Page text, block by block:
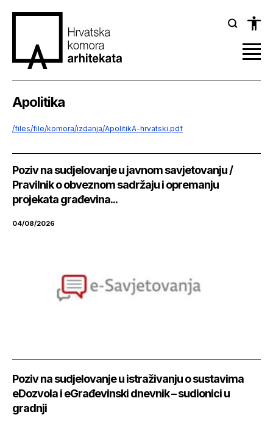
Apolitika
/files/file/komora/izdanja/ApolitikA-hrvatski.pdf
Poziv na sudjelovanje u javnom savjetovanju /
Pravilnik o obveznom sadržaju i opremanju
projekata građevina...
04/08/2026
Poziv na sudjelovanje u istraživanju o sustavima
eDozvola i eGrađevinski dnevnik – sudionici u
gradnji